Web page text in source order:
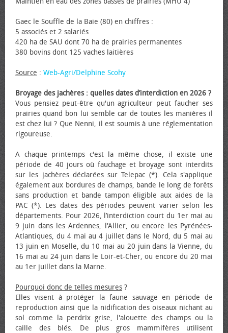
Gaec le Souffle de la Baie (80) en chiffres :
5 associés et 2 salariés
420 ha de SAU dont 70 ha de prairies permanentes
380 bovins dont 125 vaches laitières
Source : Web-Agri/Delphine Scohy
Broyage des jachères : quelles dates d’interdiction en 2026 ?
Vous pensiez peut-être qu'un agriculteur peut faucher ses
prairies quand bon lui semble car de toutes les manières il
est chez lui ? Que Nenni, il est soumis à une réglementation
rigoureuse.
A chaque printemps c'est la même chose, il existe une
période de 40 jours où fauchage et broyage sont interdits
sur les jachères déclarées sur Telepac (*). Cela s'applique
également aux bordures de champs, bande le long de forêts
sans production et bande tampon éligible aux aides de la
PAC (*). Les dates des périodes peuvent varier selon les
départements. Pour 2026, l’interdiction court du 1er mai au
9 juin dans les Ardennes, l'Allier, ou encore les Pyrénées-
Atlantiques, du 4 mai au 4 juillet dans le Nord, du 5 mai au
13 juin en Moselle, du 10 mai au 20 juin dans la Vienne, du
16 mai au 24 juin dans le Loir-et-Cher, ou encore du 20 mai
au 1er juillet dans la Marne.
Pourquoi donc de telles mesures ?
Elles visent à protéger la faune sauvage en période de
reproduction ainsi que la nidification des oiseaux nichant au
sol comme la perdrix grise, l'alouette des champs ou la
caille des blés. De plus gros mammifères utilisent